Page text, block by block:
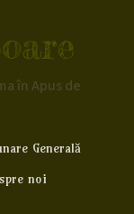
în Apus de
Generală
noi